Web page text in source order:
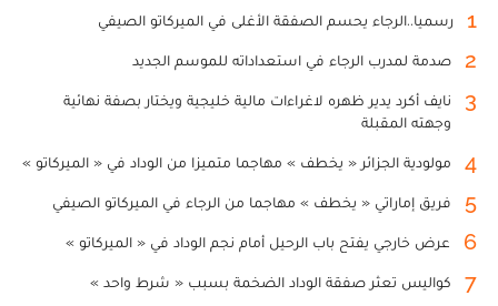
1 رسميا..الرجاء يحسم الصفقة الأغلى في الميركاتو الصيفي
2 صدمة لمدرب الرجاء في استعداداته للموسم الجديد
3
نايف أكرد يدير ظهره لاغراءات مالية خليجية ويختار بصفة نهائية
وجهته المقبلة
4 مولودية الجزائر « يخطف » مهاجما متميزا من الوداد في « الميركاتو »
5 فريق إماراتي « يخطف » مهاجما من الرجاء في الميركاتو الصيفي
6 عرض خارجي يفتح باب الرحيل أمام نجم الوداد في « الميركاتو »
7 كواليس تعثر صفقة الوداد الضخمة بسبب « شرط واحد »